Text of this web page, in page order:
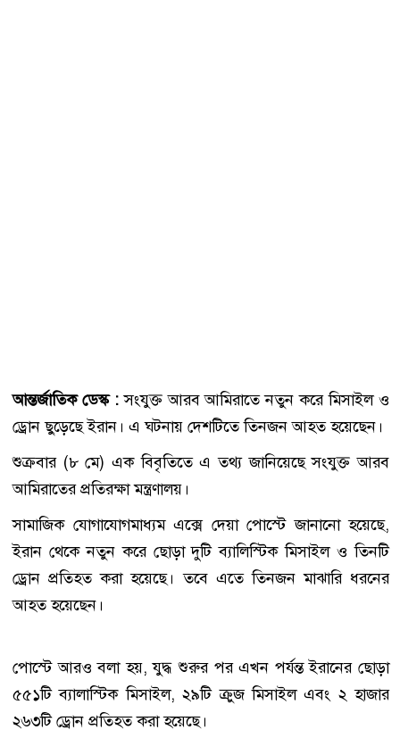
আন্তর্জাতিক ডেস্ক :সংযুক্ত আরব আমিরাতে নতুন করে মিসাইল ও
ড্রোন ছুড়েছে ইরান। এ ঘটনায় দেশটিতে তিনজন আহত হয়েছেন।
শুক্রবার (৮ মে) এক বিবৃতিতে এ তথ্য জানিয়েছে সংযুক্ত আরব
আমিরাতের প্রতিরক্ষা মন্ত্রণালয়।
সামাজিক যোগাযোগমাধ্যম এক্সে দেয়া পোস্টে জানানো হয়েছে,
ইরান থেকে নতুন করে ছোড়া দুটি ব্যালিস্টিক মিসাইল ও তিনটি
ড্রোন প্রতিহত করা হয়েছে। তবে এতে তিনজন মাঝারি ধরনের
আহত হয়েছেন।
পোস্টে আরও বলা হয়, যুদ্ধ শুরুর পর এখন পর্যন্ত ইরানের ছোড়া
৫৫১টি ব্যালাস্টিক মিসাইল, ২৯টি ক্রুজ মিসাইল এবং ২ হাজার
২৬৩টি ড্রোন প্রতিহত করা হয়েছে।